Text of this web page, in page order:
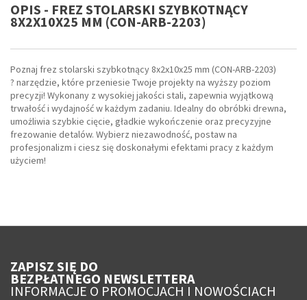
OPIS - FREZ STOLARSKI SZYBKOTNĄCY
8X2X10X25 MM (CON-ARB-2203)
Poznaj frez stolarski szybkotnący 8x2x10x25 mm (CON-ARB-2203)
? narzędzie, które przeniesie Twoje projekty na wyższy poziom
precyzji! Wykonany z wysokiej jakości stali, zapewnia wyjątkową
trwałość i wydajność w każdym zadaniu. Idealny do obróbki drewna,
umożliwia szybkie cięcie, gładkie wykończenie oraz precyzyjne
frezowanie detalów. Wybierz niezawodność, postaw na
profesjonalizm i ciesz się doskonałymi efektami pracy z każdym
użyciem!
ZAPISZ SIĘ DO
BEZPŁATNEGO NEWSLETTERA
INFORMACJE O PROMOCJACH I NOWOŚCIACH